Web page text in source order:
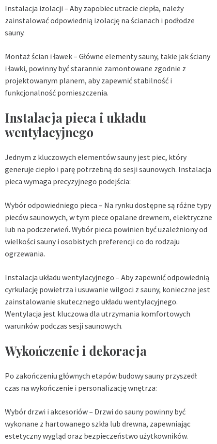
Instalacja izolacji – Aby zapobiec utracie ciepła, należy
zainstalować odpowiednią izolację na ścianach i podłodze
sauny.
Montaż ścian i ławek – Główne elementy sauny, takie jak ściany
i ławki, powinny być starannie zamontowane zgodnie z
projektowanym planem, aby zapewnić stabilność i
funkcjonalność pomieszczenia.
Instalacja pieca i układu
wentylacyjnego
Jednym z kluczowych elementów sauny jest piec, który
generuje ciepło i parę potrzebną do sesji saunowych. Instalacja
pieca wymaga precyzyjnego podejścia:
Wybór odpowiedniego pieca – Na rynku dostępne są różne typy
pieców saunowych, w tym piece opalane drewnem, elektryczne
lub na podczerwień. Wybór pieca powinien być uzależniony od
wielkości sauny i osobistych preferencji co do rodzaju
ogrzewania.
Instalacja układu wentylacyjnego – Aby zapewnić odpowiednią
cyrkulację powietrza i usuwanie wilgoci z sauny, konieczne jest
zainstalowanie skutecznego układu wentylacyjnego.
Wentylacja jest kluczowa dla utrzymania komfortowych
warunków podczas sesji saunowych.
Wykończenie i dekoracja
Po zakończeniu głównych etapów budowy sauny przyszedł
czas na wykończenie i personalizację wnętrza:
Wybór drzwi i akcesoriów – Drzwi do sauny powinny być
wykonane z hartowanego szkła lub drewna, zapewniając
estetyczny wygląd oraz bezpieczeństwo użytkowników.